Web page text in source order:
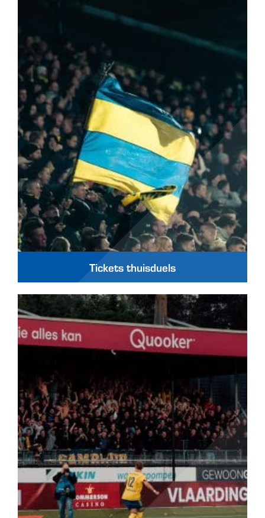
Tickets thuisduels